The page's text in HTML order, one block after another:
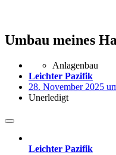
Umbau meines
Anlagenbau
Leichter Pazifik
28. November 2025
Unerledigt
Leichter Pazifik